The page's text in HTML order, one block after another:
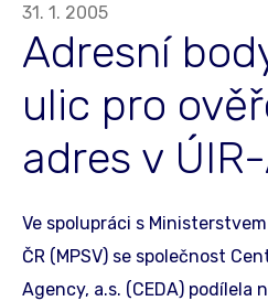
31. 1. 2005
Adresní
ulic pro
adres v
Ve spolupráci s
ČR (MPSV) se společnost
Agency, a.s. (CEDA) podílela